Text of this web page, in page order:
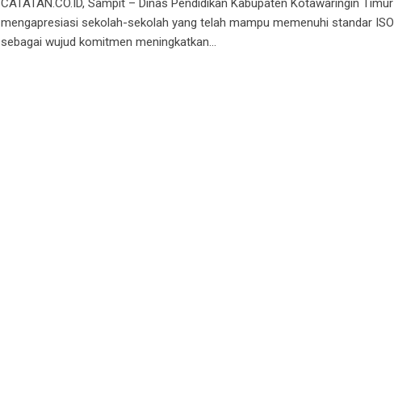
CATATAN.CO.ID, Sampit – Dinas Pendidikan Kabupaten Kotawaringin Timur
mengapresiasi sekolah-sekolah yang telah mampu memenuhi standar ISO
sebagai wujud komitmen meningkatkan…